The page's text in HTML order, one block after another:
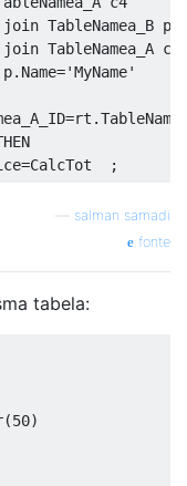
join TableNamea_B p
join TableNamea_A
p. Name='MyName'
=rt .
=CalcTot ;
salman samadi
fonte
tabela:
(50)